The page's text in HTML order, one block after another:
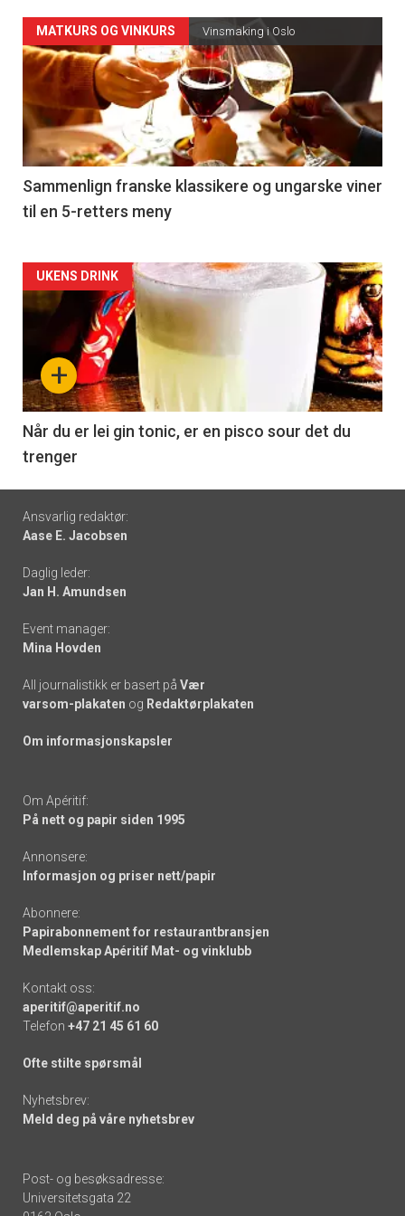
Forsiden
akkurat
nå
-
5
MATKURS OG VINKURS Vinsmaking i Oslo
Sammenlign franske klassikere og ungarske viner
til en 5-retters meny
Forsiden
akkurat
nå
-
6
+
UKENS DRINK
Når du er lei gin tonic, er en pisco sour det du
trenger
Footer
-
links
Ansvarlig redaktør:
Aase E. Jacobsen
Daglig leder:
Jan H. Amundsen
Event manager:
Mina Hovden
All journalistikk er basert på Vær
varsom-plakaten og Redaktørplakaten
Om informasjonskapsler
Om Apéritif:
På nett og papir siden 1995
Annonsere:
Informasjon og priser nett/papir
Abonnere:
Papirabonnement for restaurantbransjen
Medlemskap Apéritif Mat- og vinklubb
Kontakt oss:
aperitif@aperitif.no
Telefon +47 21 45 61 60
Ofte stilte spørsmål
Nyhetsbrev:
Meld deg på våre nyhetsbrev
Post- og besøksadresse:
Universitetsgata 22